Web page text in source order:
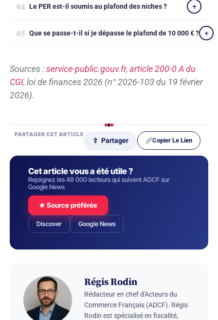
Le PER est-il soumis au plafond des niches ?
Que se passe-t-il si je dépasse le plafond de 10 000 € ?
Sources :service-public.gouv.fr, article 200-0 A du
CGI, loi de finances 2026 (n° 2026-103 du 19 février
2026).
PARTAGER CET ARTICLE
⇪ Partager Copier Le Lien
Cet article vous a été utile ?
Rejoignez les 48 000 lecteurs qui suivent ADCF sur
Google News
★ Source préférée
Discover Google News
Régis Rodin
Rédacteur en chef d'Acteurs du
Commerce Français (ADCF). Régis
Rodin est spécialisé en fiscalité,